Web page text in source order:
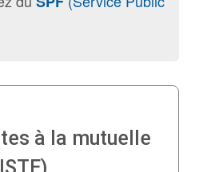
à la mutuelle